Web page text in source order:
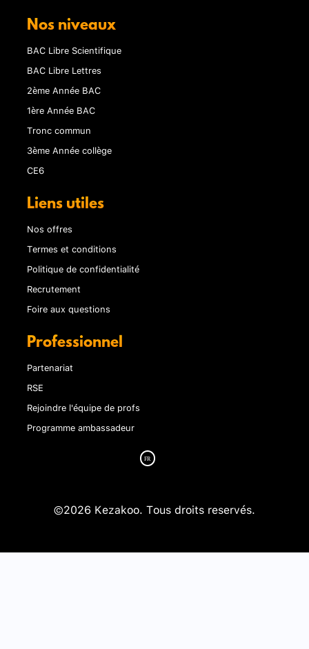
Nos niveaux
BAC Libre Scientifique
BAC Libre Lettres
2ème Année BAC
1ère Année BAC
Tronc commun
3ème Année collège
CE6
Liens utiles
Nos offres
Termes et conditions
Politique de confidentialité
Recrutement
Foire aux questions
Professionnel
Partenariat
RSE
Rejoindre l'équipe de profs
Programme ambassadeur
©2026 Kezakoo. Tous droits reservés.